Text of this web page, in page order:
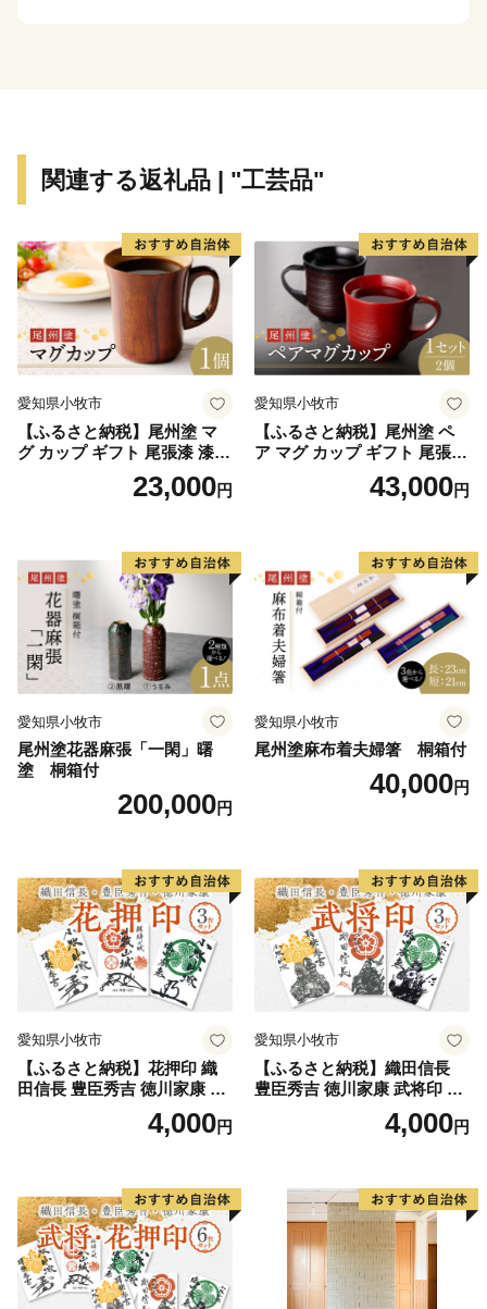
メール：aki@furusato-supports.com
関連する返礼品 | "工芸品"
愛知県小牧市
【ふるさと納税】尾州塗 マ
グ カップ ギフト 尾張漆 漆
漆器 漆器工芸 工芸品 芸術性
実用性 抗菌性 美味しく安全
ウイルス効果 お取り寄せ 愛
知県 小牧市 送料無料
23,000円
愛知県小牧市
【ふるさと納税】尾州塗 ペ
ア マグ カップ ギフト 尾張漆
漆 漆器 漆器工芸 工芸品 芸術
性 実用性 抗菌性 美味しく安
抗ウイルス効果 お取り寄せ
愛知県 小牧市 送料無料
43,000円
愛知県小牧市
尾州塗花器麻張「一閑」曙
塗 桐箱付
200,000円
愛知県小牧市
尾州塗麻布着夫婦箸 桐箱付
40,000円
愛知県小牧市
【ふるさと納税】花押印 織
田信長 豊臣秀吉 徳川家康 3
枚 セット 戦国 武将 小牧山城
墨絵 龍画師 書道アーティス
牧市 お取り寄せ 送料無料
4,000円
愛知県小牧市
【ふるさと納税】織田信長
豊臣秀吉 徳川家康 武将印 3
枚 セット イラスト 戦国 武将
小牧山城 墨絵 龍画師 書道ア
愛知県 小牧市 お取り寄せ 送
4,000円